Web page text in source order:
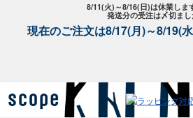
8/11(火)～8/16(日)は休業しま
発送分の受注は〆切まし
現在のご注文は8/17(月)～8/19(